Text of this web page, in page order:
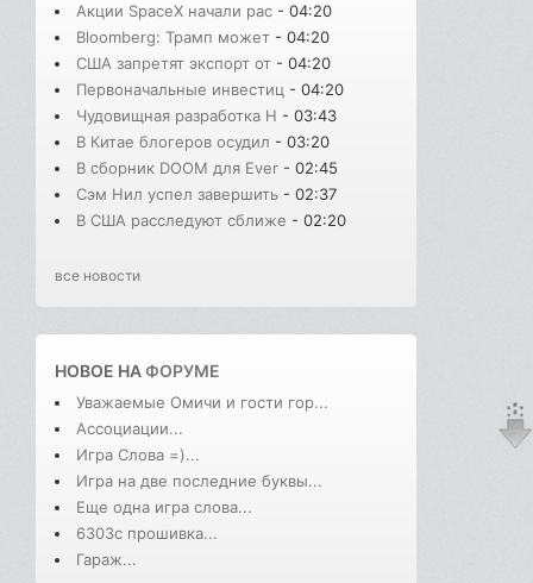
Акции SpaceX начали рас - 04:20
Bloomberg: Трамп может - 04:20
США запретят экспорт от - 04:20
Первоначальные инвестиц - 04:20
Чудовищная разработка H - 03:43
В Китае блогеров осудил - 03:20
В сборник DOOM для Ever - 02:45
Сэм Нил успел завершить - 02:37
В США расследуют сближе - 02:20
все новости
НОВОЕ НАФОРУМЕ
Уважаемые Омичи и гости гор...
Ассоциации...
Игра Слова =)...
Игра на две последние буквы...
Еще одна игра слова...
6303с прошивка...
Гараж...